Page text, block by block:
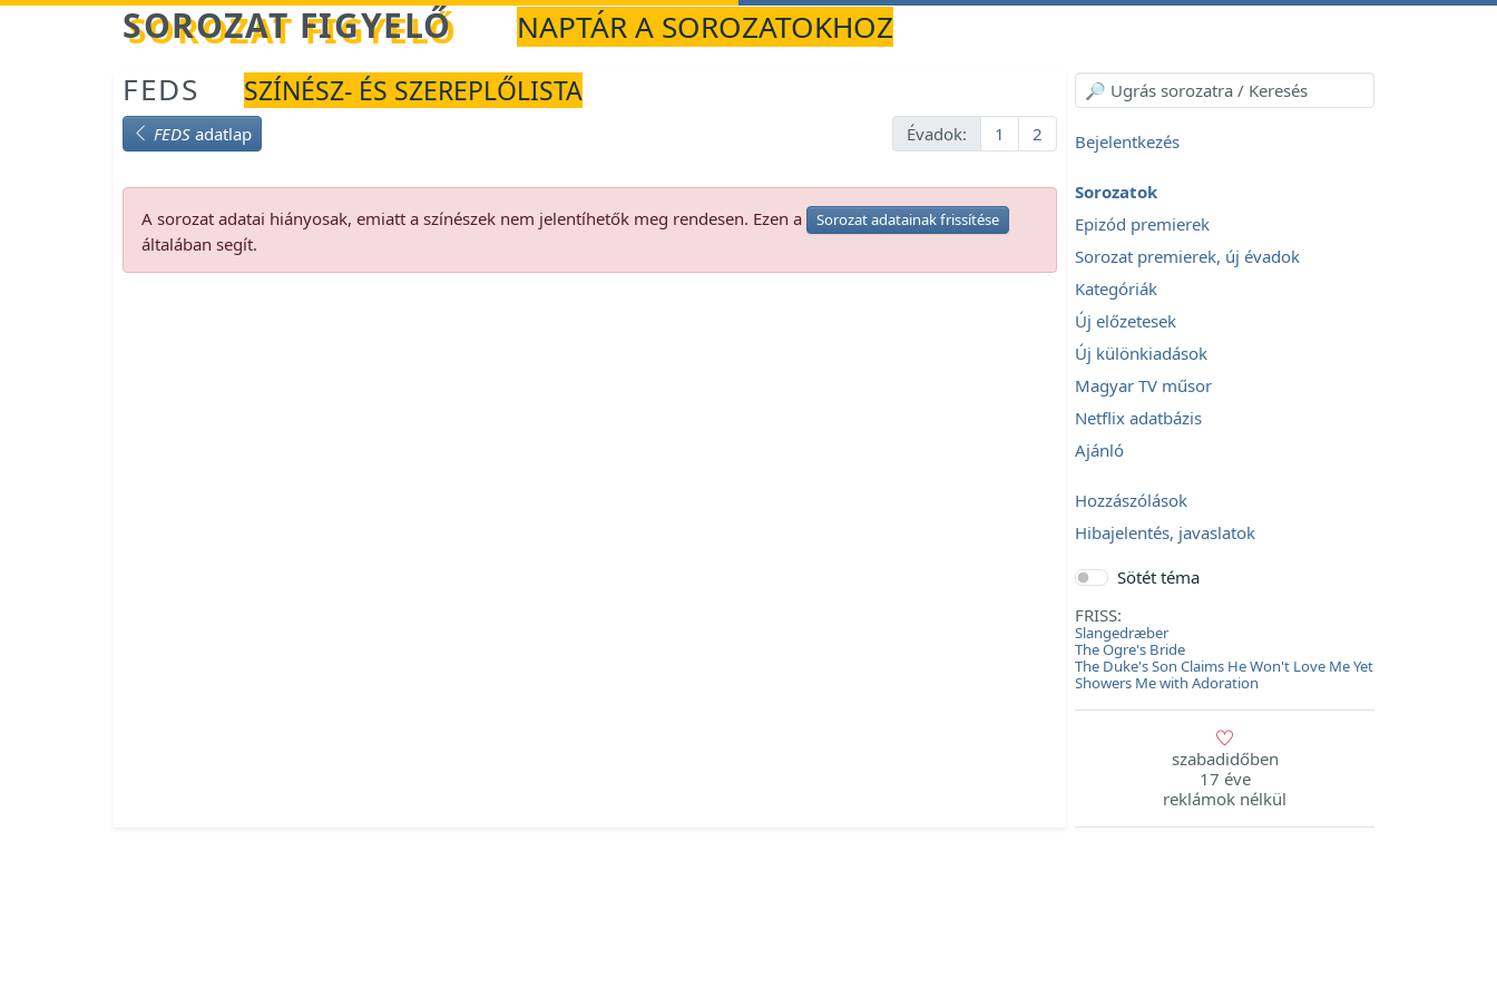
Betöltés... SOROZAT FIGYELŐ
NAPTÁR A SOROZATOKHOZ
FEDS
SZÍNÉSZ- ÉS SZEREPLŐLISTA
FEDS adatlap Évadok: 1 2
A sorozat adatai hiányosak, emiatt a színészek nem jelentíhetők meg rendesen. Ezen a Sorozat adatainak frissítése
általában segít.
Bejelentkezés
Sorozatok
Epizód premierek
Sorozat premierek, új évadok
Kategóriák
Új előzetesek
Új különkiadások
Magyar TV műsor
Netflix adatbázis
Ajánló
Hozzászólások
Hibajelentés, javaslatok
Sötét téma
FRISS:
Slangedræber
The Ogre's Bride
The Duke's Son Claims He Won't Love Me Yet
Showers Me with Adoration
szabadidőben
17 éve
reklámok nélkül